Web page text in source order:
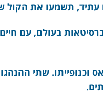
עתיד, תשמעו את הקול
בעולם, עם
וכנופייתו. שתי